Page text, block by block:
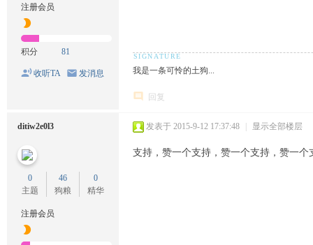
注册会员
积分 81
收听TA 发消息 我是一条可怜的土狗...
回复
ditiw2e0l3
0
主题
46
狗粮
0
精华
注册会员
发表于 2015-9-12 17:37:48 | 显示全部楼层
支持，赞一个支持，赞一个支持，赞一